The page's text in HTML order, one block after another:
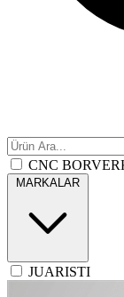
CNC
MARKALAR
JUARISTI